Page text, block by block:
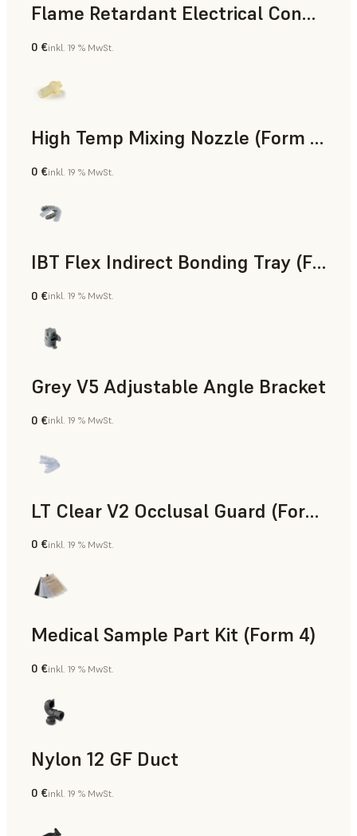
Flame Retardant Electrical Connector (Form 4)
Technik
0 €inkl. 19 % MwSt.
High Temp Mixing Nozzle (Form 4)
Technik
0 €inkl. 19 % MwSt.
IBT Flex Indirect Bonding Tray (Form 4)
Zahnmedizin
0 €inkl. 19 % MwSt.
Grey V5 Adjustable Angle Bracket
Standard
0 €inkl. 19 % MwSt.
LT Clear V2 Occlusal Guard (Form 4)
Zahnmedizin
0 €inkl. 19 % MwSt.
Medical Sample Part Kit (Form 4)
Medizin
0 €inkl. 19 % MwSt.
Nylon 12 GF Duct
SLS-Pulver
0 €inkl. 19 % MwSt.